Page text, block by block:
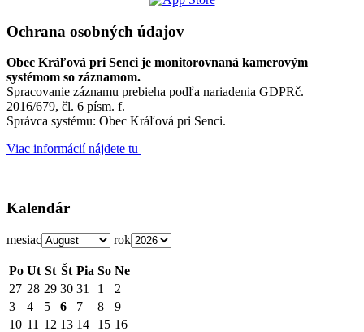
Ochrana osobných údajov
Obec Kráľová pri Senci je monitorovnaná kamerovým
systémom so záznamom.
Spracovanie záznamu prebieha podľa nariadenia GDPRč.
2016/679, čl. 6 písm. f.
Správca systému: Obec Kráľová pri Senci.
Viac informácií nájdete tu
Kalendár
mesiac rok
Po Ut St Št Pia So Ne
27 28 29 30 31 1
2
3
4 5 6 7 8
9
10 11 12 13 14 15 16